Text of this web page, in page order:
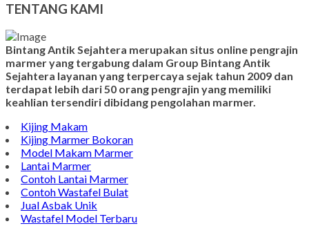
TENTANG KAMI
Bintang Antik Sejahtera merupakan situs online pengrajin
marmer yang tergabung dalam Group Bintang Antik
Sejahtera layanan yang terpercaya sejak tahun 2009 dan
terdapat lebih dari 50 orang pengrajin yang memiliki
keahlian tersendiri dibidang pengolahan marmer.
Kijing Makam
Kijing Marmer Bokoran
Model Makam Marmer
Lantai Marmer
Contoh Lantai Marmer
Contoh Wastafel Bulat
Jual Asbak Unik
Wastafel Model Terbaru